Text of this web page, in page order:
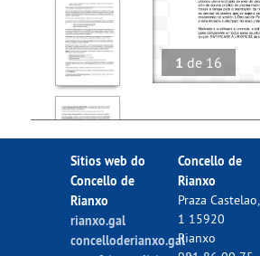
1 de 16
Sitios web do
Concello de
Rianxo
rianxo.gal
concelloderianxo.gal
Concello de
Rianxo
Praza Castelao,
1 15920
Rianxo